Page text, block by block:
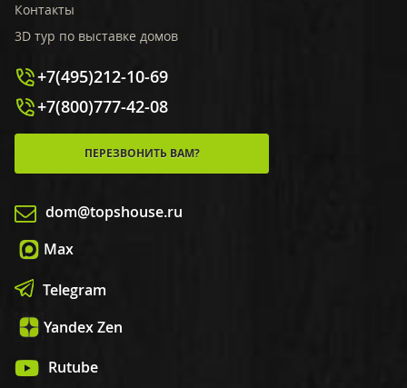
Контакты
3D тур по выставке домов
+7(495)212-10-69
+7(800)777-42-08
ПЕРЕЗВОНИТЬ ВАМ?
dom@topshouse.ru
Max
Telegram
Yandex Zen
Rutube